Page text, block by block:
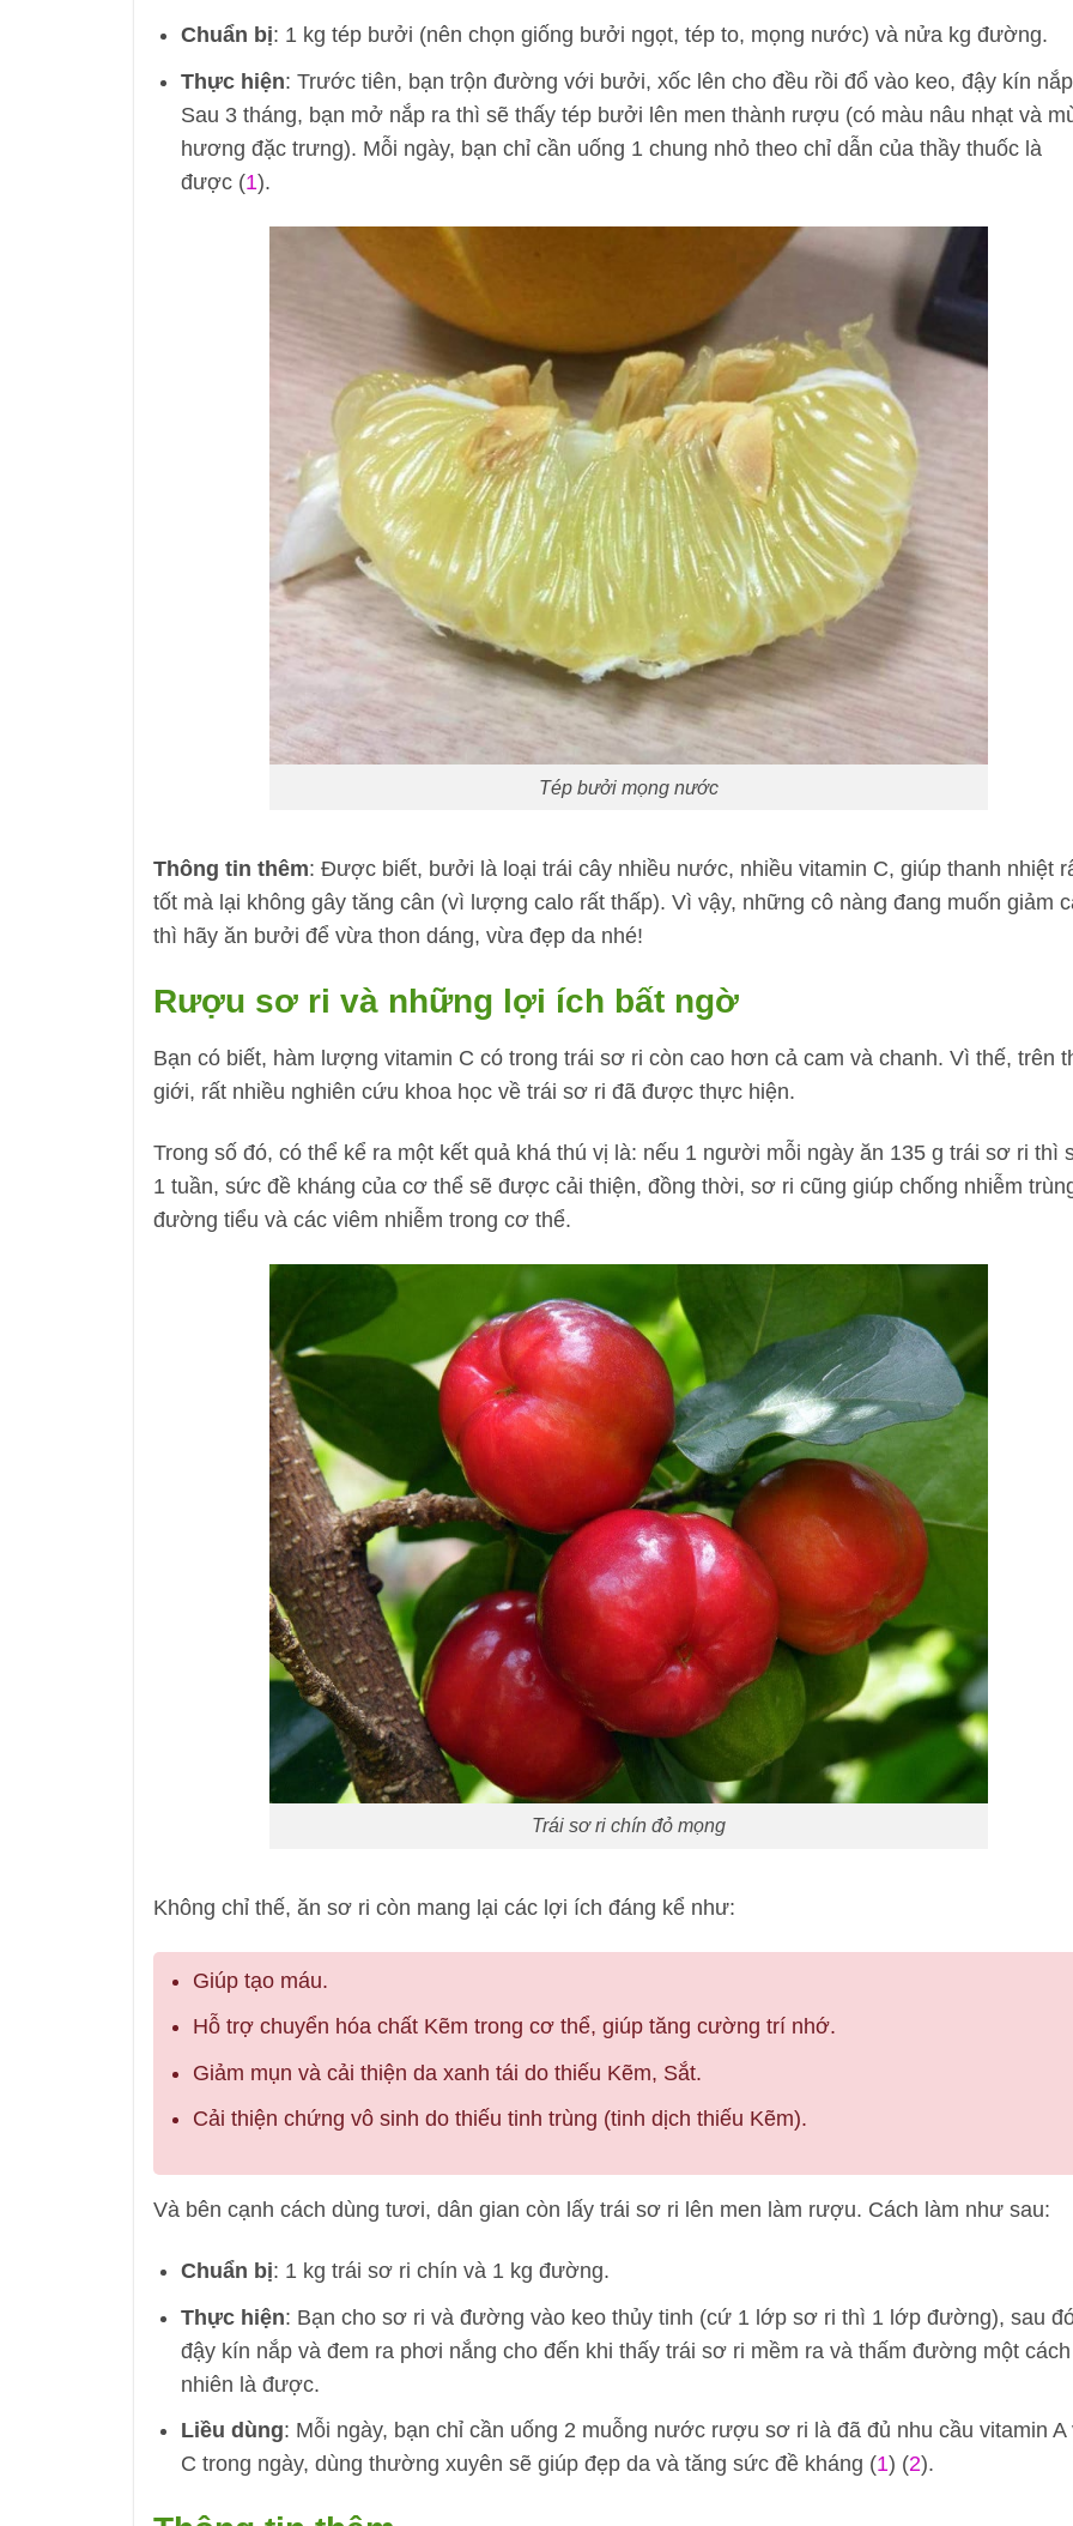
Chuẩn bị: 1 kg tép bưởi (nên chọn giống bưởi ngọt, tép to, mọng nước) và nửa kg đường.
Thực hiện: Trước tiên, bạn trộn đường với bưởi, xốc lên cho đều rồi đổ vào keo, đậy kín
Sau 3 tháng, bạn mở nắp ra thì sẽ thấy tép bưởi lên men thành rượu (có màu nâu nhạt và
hương đặc trưng). Mỗi ngày, bạn chỉ cần uống 1 chung nhỏ theo chỉ dẫn của thầy thuốc là
được (1).
Tép bưởi mọng nước
Thông tin thêm: Được biết, bưởi là loại trái cây nhiều nước, nhiều vitamin C, giúp thanh nhiệt
tốt mà lại không gây tăng cân (vì lượng calo rất thấp). Vì vậy, những cô nàng đang muốn giảm
thì hãy ăn bưởi để vừa thon dáng, vừa đẹp da nhé!
Rượu sơ ri và những lợi ích bất ngờ
Bạn có biết, hàm lượng vitamin C có trong trái sơ ri còn cao hơn cả cam và chanh. Vì thế, trên
giới, rất nhiều nghiên cứu khoa học về trái sơ ri đã được thực hiện.
Trong số đó, có thể kể ra một kết quả khá thú vị là: nếu 1 người mỗi ngày ăn 135 g trái sơ ri thì
1 tuần, sức đề kháng của cơ thể sẽ được cải thiện, đồng thời, sơ ri cũng giúp chống nhiễm
đường tiểu và các viêm nhiễm trong cơ thể.
Trái sơ ri chín đỏ mọng
Không chỉ thế, ăn sơ ri còn mang lại các lợi ích đáng kể như:
Giúp tạo máu.
Hỗ trợ chuyển hóa chất Kẽm trong cơ thể, giúp tăng cường trí nhớ.
Giảm mụn và cải thiện da xanh tái do thiếu Kẽm, Sắt.
Cải thiện chứng vô sinh do thiếu tinh trùng (tinh dịch thiếu Kẽm).
Và bên cạnh cách dùng tươi, dân gian còn lấy trái sơ ri lên men làm rượu. Cách làm như sau:
Chuẩn bị: 1 kg trái sơ ri chín và 1 kg đường.
Thực hiện: Bạn cho sơ ri và đường vào keo thủy tinh (cứ 1 lớp sơ ri thì 1 lớp đường), sau
đậy kín nắp và đem ra phơi nắng cho đến khi thấy trái sơ ri mềm ra và thấm đường một
nhiên là được.
Liều dùng: Mỗi ngày, bạn chỉ cần uống 2 muỗng nước rượu sơ ri là đã đủ nhu cầu vitamin A
C trong ngày, dùng thường xuyên sẽ giúp đẹp da và tăng sức đề kháng (1) (2).